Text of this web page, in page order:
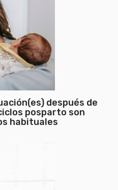
después de
posparto son
habituales